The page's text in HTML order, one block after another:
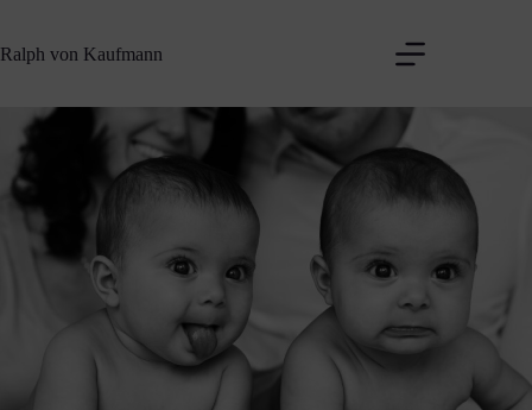
Inhalt
Ralph von Kaufmann